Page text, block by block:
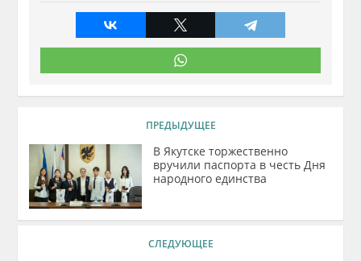
ПРЕДЫДУЩЕЕ
В Якутске торжественно
вручили паспорта в честь Дня
народного единства
СЛЕДУЮЩЕЕ